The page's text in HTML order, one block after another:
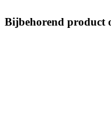
Bijbehorend product